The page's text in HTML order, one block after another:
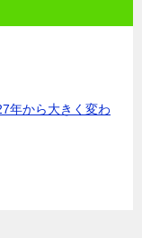
年から大きく変わ